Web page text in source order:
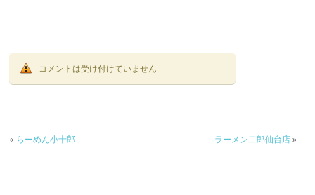
コメントは受け付けていません
« らーめん小十郎 ラーメン二郎仙台店»